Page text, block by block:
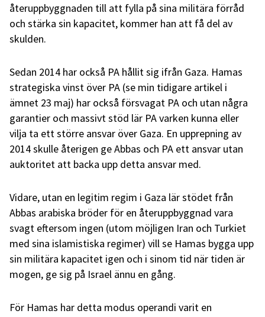
återuppbyggnaden till att fylla på sina militära förråd
och stärka sin kapacitet, kommer han att få del av
skulden.
Sedan 2014 har också PA hållit sig ifrån Gaza. Hamas
strategiska vinst över PA (se min tidigare artikel i
ämnet 23 maj) har också försvagat PA och utan några
garantier och massivt stöd lär PA varken kunna eller
vilja ta ett större ansvar över Gaza. En upprepning av
2014 skulle återigen ge Abbas och PA ett ansvar utan
auktoritet att backa upp detta ansvar med.
Vidare, utan en legitim regim i Gaza lär stödet från
Abbas arabiska bröder för en återuppbyggnad vara
svagt eftersom ingen (utom möjligen Iran och Turkiet
med sina islamistiska regimer) vill se Hamas bygga upp
sin militära kapacitet igen och i sinom tid när tiden är
mogen, ge sig på Israel ännu en gång.
För Hamas har detta modus operandi varit en